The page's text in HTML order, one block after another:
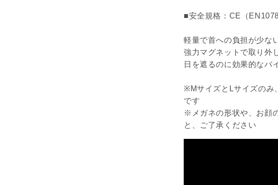
■安全規格：CE（EN1078
軽量で首への負担が少な
強力マグネットで取り外
日を遮るのに効果的なバ
※MサイズとLサイズのみ
です
※メガネの形状や、お顔
と、ご了承ください